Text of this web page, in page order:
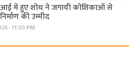
में हुए शोध ने जगायी कोशिकाओं से
की उम्मीद
11:30 PM